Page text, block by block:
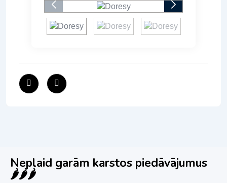
Neplaid garām karstos piedāvājumus
🌶️🌶️🌶️